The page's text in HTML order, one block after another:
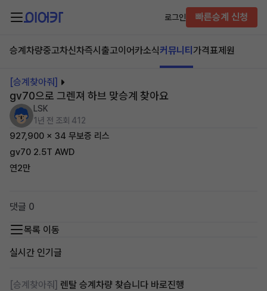
로그인 빠른승계 신청
승계차량중고차신차즉시출고이어카소식커뮤니티 가격표제원
[승계찾아줘]
gv70으로 그렌져 하브 맞승계 찾아요
LSK
1년 전 조회 412
927,900 x 34 무보증 리스
gv70 2.5T AWD
연2만
댓글 0
목록 이동
실시간 인기글
[승계찾아줘] 렌탈 승계차량 찾습니다 바로진행